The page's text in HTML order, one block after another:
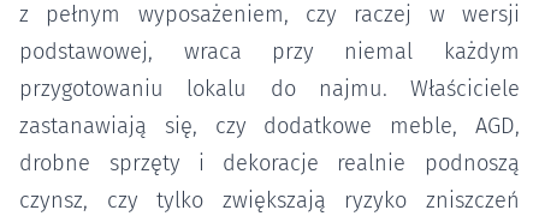
z pełnym wyposażeniem, czy raczej w wersji
podstawowej, wraca przy niemal każdym
przygotowaniu lokalu do najmu. Właściciele
zastanawiają się, czy dodatkowe meble, AGD,
drobne sprzęty i dekoracje realnie podnoszą
czynsz, czy tylko zwiększają ryzyko zniszczeń